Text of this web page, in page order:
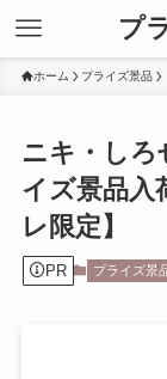
プ
ホーム プライズ景品
ニキ・しろ
イズ景品入
レ限定】
PR プライズ景